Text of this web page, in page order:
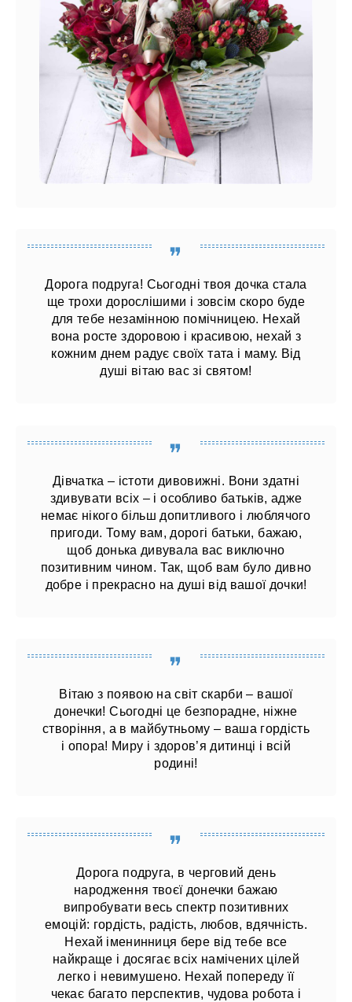
Дорога подруга! Сьогодні твоя дочка стала
ще трохи дорослішими і зовсім скоро буде
для тебе незамінною помічницею. Нехай
вона росте здоровою і красивою, нехай з
кожним днем ​​радує своїх тата і маму. Від
душі вітаю вас зі святом!
Дівчатка – істоти дивовижні. Вони здатні
здивувати всіх – і особливо батьків, адже
немає нікого більш допитливого і люблячого
пригоди. Тому вам, дорогі батьки, бажаю,
щоб донька дивувала вас виключно
позитивним чином. Так, щоб вам було дивно
добре і прекрасно на душі від вашої дочки!
Вітаю з появою на світ скарби – вашої
донечки! Сьогодні це безпорадне, ніжне
створіння, а в майбутньому – ваша гордість
і опора! Миру і здоров’я дитинці і всій
родині!
Дорога подруга, в черговий день
народження твоєї донечки бажаю
випробувати весь спектр позитивних
емоцій: гордість, радість, любов, вдячність.
Нехай іменинниця бере від тебе все
найкраще і досягає всіх намічених цілей
легко і невимушено. Нехай попереду її
чекає багато перспектив, чудова робота і